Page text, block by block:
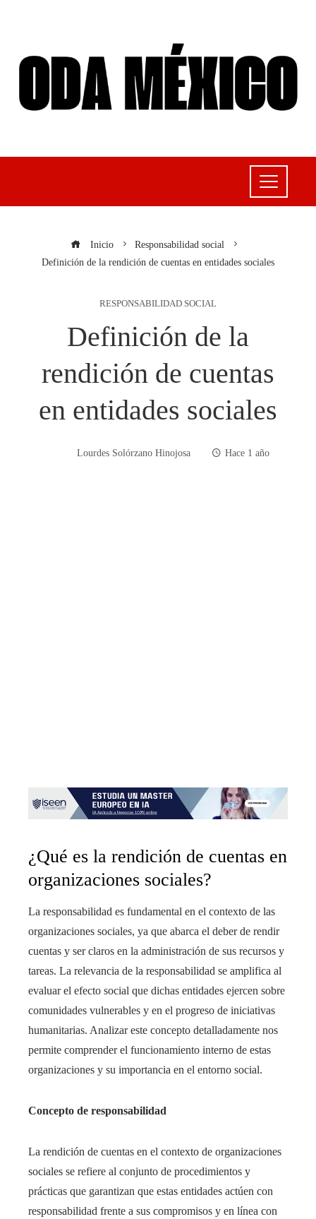
Inicio
Responsabilidad social
Definición de la rendición de cuentas en entidades sociales
RESPONSABILIDAD SOCIAL
Definición de la
rendición de cuentas
en entidades sociales
Lourdes Solórzano Hinojosa Hace 1 año
¿Qué es la rendición de cuentas en
organizaciones sociales?
La responsabilidad es fundamental en el contexto de las
organizaciones sociales, ya que abarca el deber de rendir
cuentas y ser claros en la administración de sus recursos y
tareas. La relevancia de la responsabilidad se amplifica al
evaluar el efecto social que dichas entidades ejercen sobre
comunidades vulnerables y en el progreso de iniciativas
humanitarias. Analizar este concepto detalladamente nos
permite comprender el funcionamiento interno de estas
organizaciones y su importancia en el entorno social.
Concepto de responsabilidad
La rendición de cuentas en el contexto de organizaciones
sociales se refiere al conjunto de procedimientos y
prácticas que garantizan que estas entidades actúen con
responsabilidad frente a sus compromisos y en línea con